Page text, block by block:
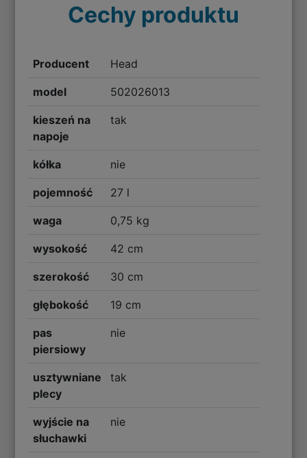
Cechy produktu
Producent Head
model 502026013
kieszeń na
napoje
tak
kółka nie
pojemność 27 l
waga 0,75 kg
wysokość 42 cm
szerokość 30 cm
głębokość 19 cm
pas
piersiowy
nie
usztywniane
plecy
tak
wyjście na
słuchawki
nie